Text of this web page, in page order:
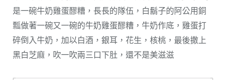
是一碗牛奶雞蛋醪糟，長長的隊伍，白鬍子的阿公用銅
瓢做著一碗又一碗的牛奶雞蛋醪糟，牛奶作底，雞蛋打
碎倒入牛奶，加以白酒，銀耳，花生，核桃，最後撒上
黑白芝麻，吹一吹兩三口下肚，還不是美滋滋